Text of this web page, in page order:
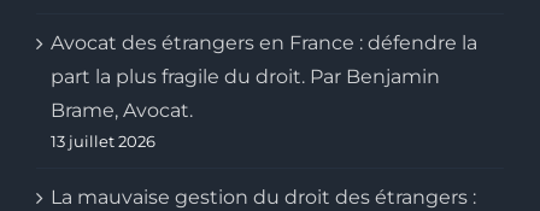
Avocat des étrangers en France : défendre la
part la plus fragile du droit. Par Benjamin
Brame, Avocat.
13 juillet 2026
La mauvaise gestion du droit des étrangers :